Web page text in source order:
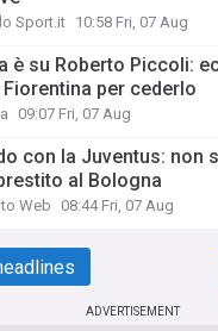
Sport.it 10:58 Fri, 07 Aug
è su Roberto Piccoli:
per cederlo
09:07 Fri, 07 Aug
con la Juventus: non
al Bologna
Web 08:44 Fri, 07 Aug
ADVERTISEMENT